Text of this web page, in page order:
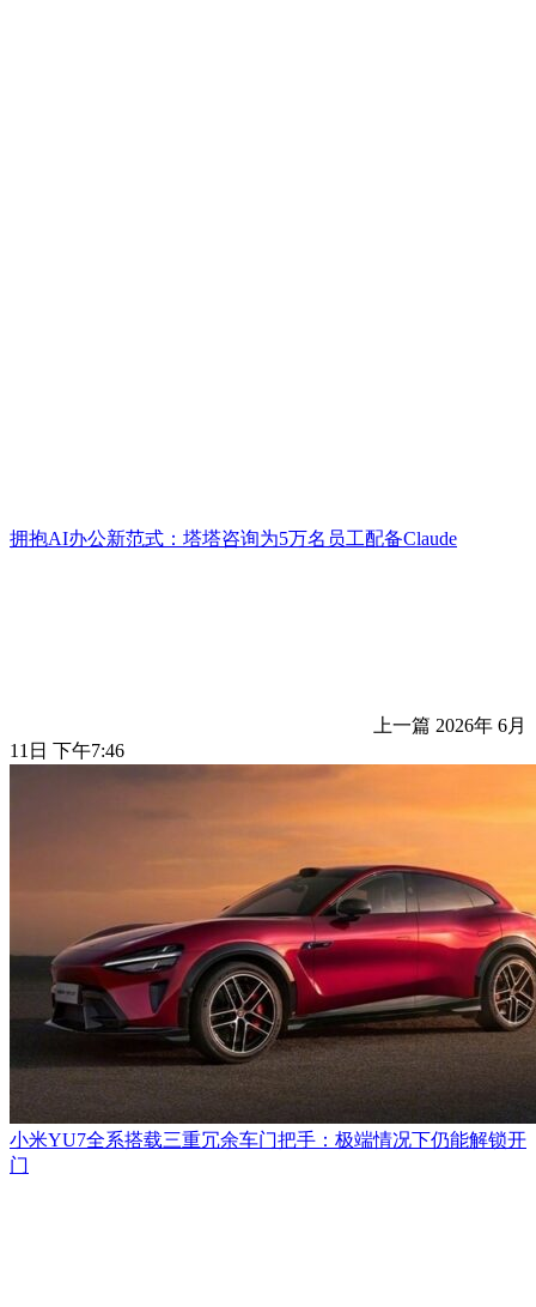
拥抱AI办公新范式：塔塔咨询为5万名员工配备Claude
上一篇 2026年 6月
11日 下午7:46
小米YU7全系搭载三重冗余车门把手：极端情况下仍能解锁开
门